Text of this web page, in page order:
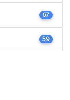
67
59